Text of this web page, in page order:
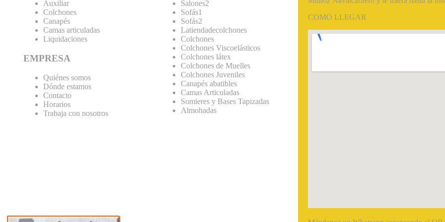
Auxiliar
Colchones
Canapés
Camas articuladas
Liquidaciones
EMPRESA
Quiénes somos
Dónde estamos
Contacto
Horarios
Trabaja con nosotros
Salones2
Sofás1
Sofás2
Latiendadecolchones
Colchones
Colchones Viscoelásticos
Colchones látex
Colchones de Muelles
Colchones Juveniles
Canapés abatibles
Camas Articuladas
Somieres y Bases Tapizadas
Almohadas
COMO LLEGAR